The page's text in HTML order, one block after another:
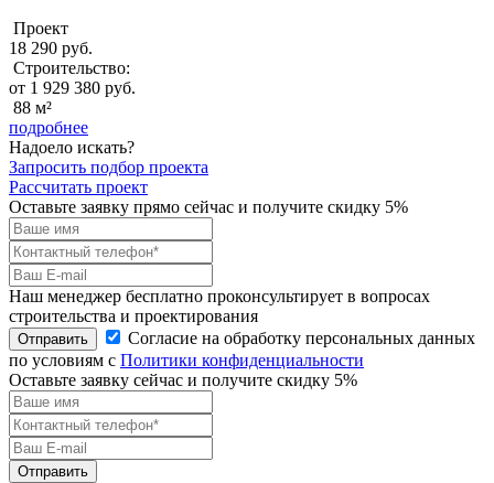
Проект
18 290 руб.
Строительство:
от 1 929 380 руб.
88 м²
подробнее
Надоело искать?
Запросить подбор проекта
Рассчитать проект
Оставьте заявку прямо сейчас и получите скидку 5%
Наш менеджер бесплатно проконсультирует в вопросах
строительства и проектирования
Отправить
Согласие на обработку персональных данных
по условиям с Политики конфиденциальности
Оставьте заявку сейчас и получите скидку 5%
Отправить